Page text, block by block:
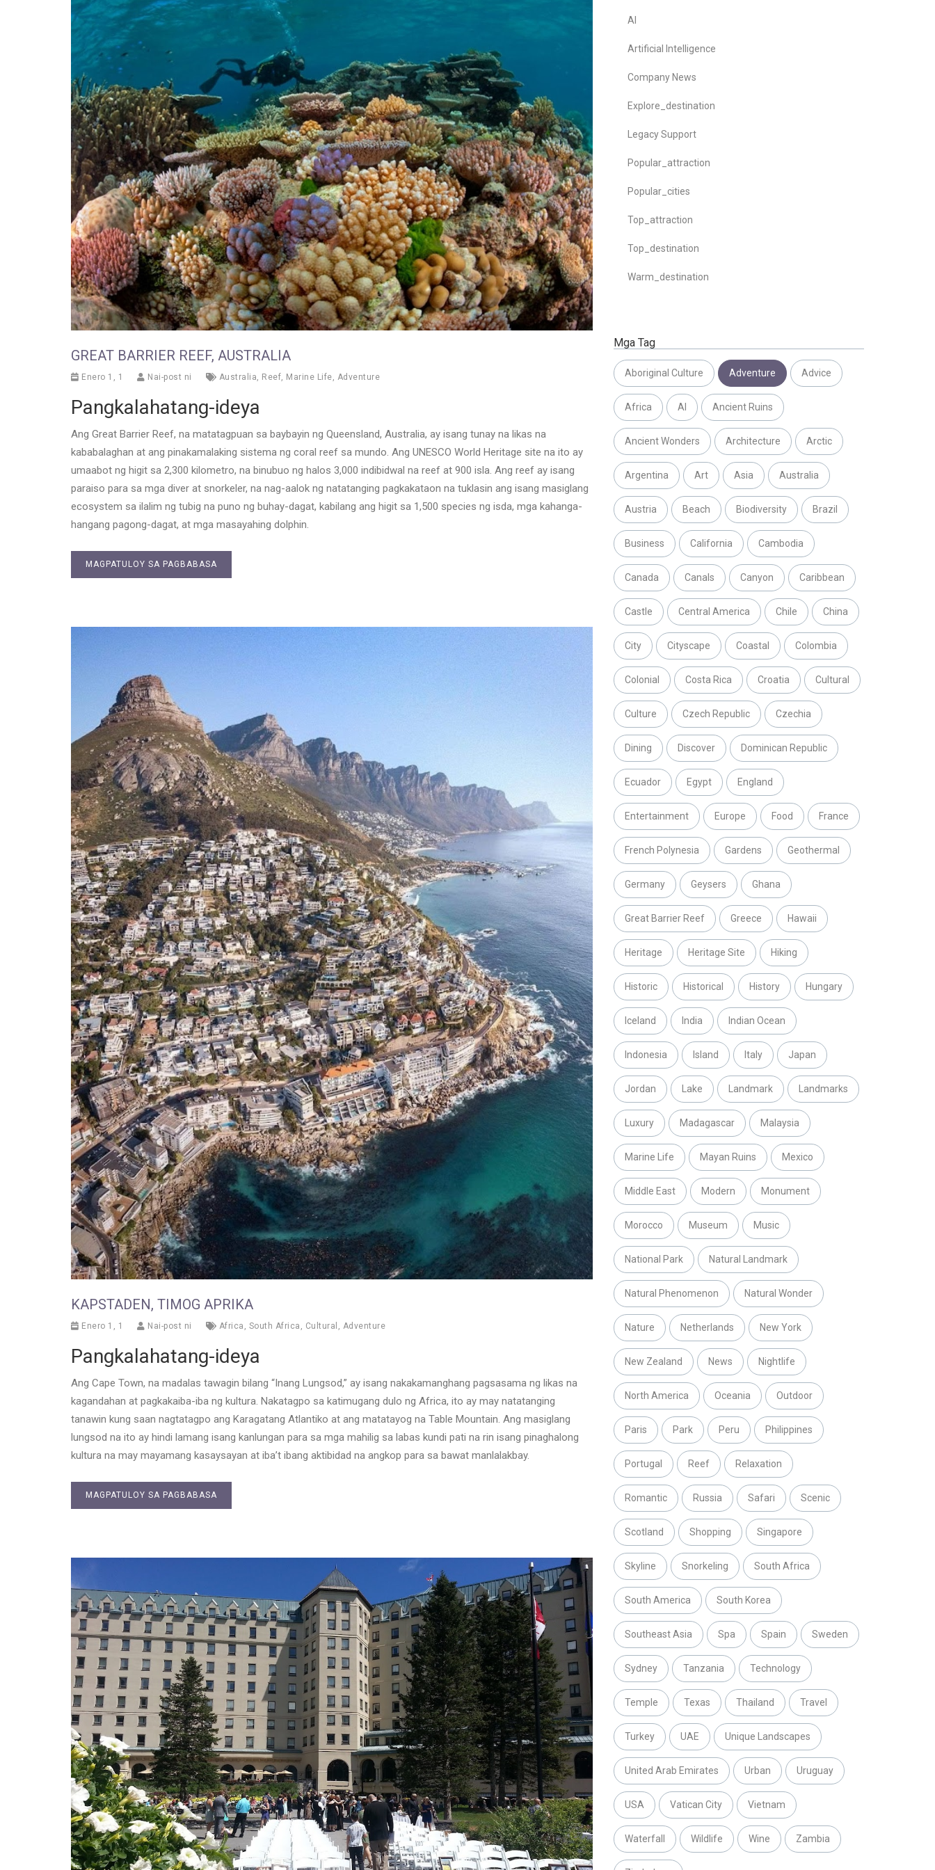
GREAT BARRIER REEF, AUSTRALIA
Enero 1, 1 Nai-post ni Australia, Reef, Marine Life, Adventure
Pangkalahatang-ideya
Ang Great Barrier Reef, na matatagpuan sa baybayin ng Queensland, Australia, ay isang tunay na likas na
kababalaghan at ang pinakamalaking sistema ng coral reef sa mundo. Ang UNESCO World Heritage site na ito ay
umaabot ng higit sa 2,300 kilometro, na binubuo ng halos 3,000 indibidwal na reef at 900 isla. Ang reef ay isang
paraiso para sa mga diver at snorkeler, na nag-aalok ng natatanging pagkakataon na tuklasin ang isang masiglang
ecosystem sa ilalim ng tubig na puno ng buhay-dagat, kabilang ang higit sa 1,500 species ng isda, mga kahanga-
hangang pagong-dagat, at mga masayahing dolphin.
MAGPATULOY SA PAGBABASA
KAPSTADEN, TIMOG APRIKA
Enero 1, 1 Nai-post ni Africa , South Africa , Cultural , Adventure
Pangkalahatang-ideya
Ang Cape Town, na madalas tawagin bilang “Inang Lungsod,” ay isang nakakamanghang pagsasama ng likas na
kagandahan at pagkakaiba-iba ng kultura. Nakatagpo sa katimugang dulo ng Africa, ito ay may natatanging
tanawin kung saan nagtatagpo ang Karagatang Atlantiko at ang matatayog na Table Mountain. Ang masiglang
lungsod na ito ay hindi lamang isang kanlungan para sa mga mahilig sa labas kundi pati na rin isang pinaghalong
kultura na may mayamang kasaysayan at iba’t ibang aktibidad na angkop para sa bawat manlalakbay.
MAGPATULOY SA PAGBABASA
AI
Artificial Intelligence
Company News
Explore_destination
Legacy Support
Popular_attraction
Popular_cities
Top_attraction
Top_destination
Warm_destination
Mga Tag
Aboriginal Culture Adventure Advice
Africa AI Ancient Ruins
Ancient Wonders Architecture Arctic
Argentina Art Asia Australia
Austria Beach Biodiversity Brazil
Business California Cambodia
Canada Canals Canyon Caribbean
Castle Central America Chile China
City Cityscape Coastal Colombia
Colonial Costa Rica Croatia Cultural
Culture Czech Republic Czechia
Dining Discover Dominican Republic
Ecuador Egypt England
Entertainment Europe Food France
French Polynesia Gardens Geothermal
Germany Geysers Ghana
Great Barrier Reef Greece Hawaii
Heritage Heritage Site Hiking
Historic Historical History Hungary
Iceland India Indian Ocean
Indonesia Island Italy Japan
Jordan Lake Landmark Landmarks
Luxury Madagascar Malaysia
Marine Life Mayan Ruins Mexico
Middle East Modern Monument
Morocco Museum Music
National Park Natural Landmark
Natural Phenomenon Natural Wonder
Nature Netherlands New York
New Zealand News Nightlife
North America Oceania Outdoor
Paris Park Peru Philippines
Portugal Reef Relaxation
Romantic Russia Safari Scenic
Scotland Shopping Singapore
Skyline Snorkeling South Africa
South America South Korea
Southeast Asia Spa Spain Sweden
Sydney Tanzania Technology
Temple Texas Thailand Travel
Turkey UAE Unique Landscapes
United Arab Emirates Urban Uruguay
USA Vatican City Vietnam
Waterfall Wildlife Wine Zambia